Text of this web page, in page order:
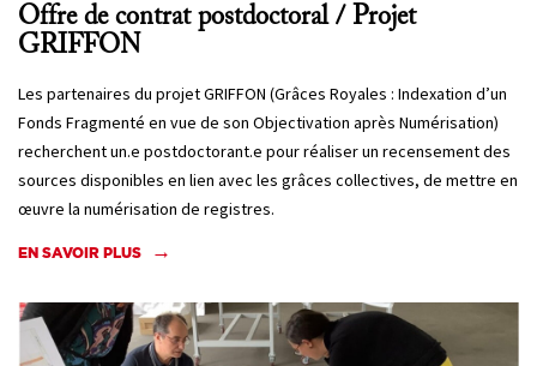
Offre de contrat postdoctoral / Projet
GRIFFON
Les partenaires du projet GRIFFON (Grâces Royales : Indexation d’un
Fonds Fragmenté en vue de son Objectivation après Numérisation)
recherchent un.e postdoctorant.e pour réaliser un recensement des
sources disponibles en lien avec les grâces collectives, de mettre en
œuvre la numérisation de registres.
EN SAVOIR PLUS